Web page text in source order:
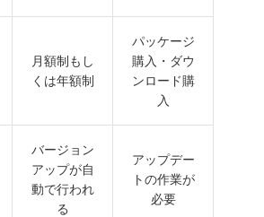
月額制もし
くは年額制
パッケージ
購入・ダウ
ンロード購
入
バージョン
アップが自
動で行われ
る
アップデー
トの作業が
必要